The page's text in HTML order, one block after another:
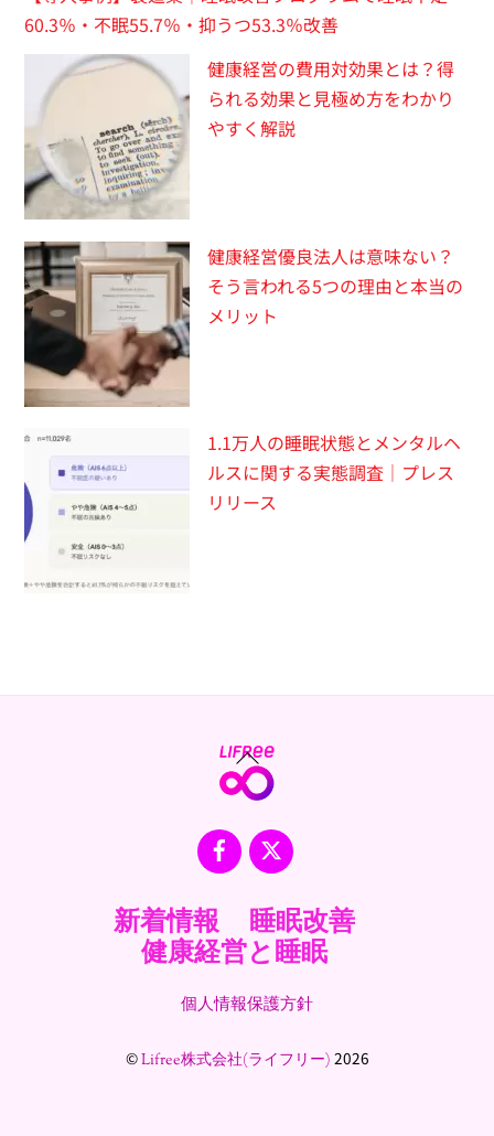
60.3％・不眠55.7％・抑うつ53.3％改善
健康経営の費用対効果とは？得
られる効果と見極め方をわかり
やすく解説
健康経営優良法人は意味ない？
そう言われる5つの理由と本当の
メリット
1.1万人の睡眠状態とメンタルヘ
ルスに関する実態調査｜プレス
リリース
Back
To
Facebook
X
新着情報
睡眠改善
健康経営と睡眠
個人情報保護方針
©Lifree株式会社(ライフリー) 2026